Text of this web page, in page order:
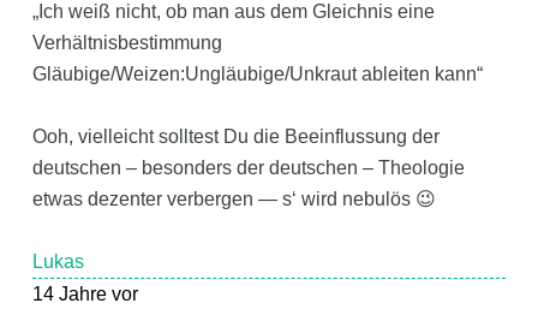
„Ich weiß nicht, ob man aus dem Gleichnis eine
Verhältnisbestimmung
Gläubige/Weizen:Ungläubige/Unkraut ableiten kann“
Ooh, vielleicht solltest Du die Beeinflussung der
deutschen – besonders der deutschen – Theologie
etwas dezenter verbergen — s‘ wird nebulös 😉
Lukas
14 Jahre vor